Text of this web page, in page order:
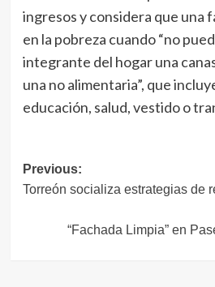
ingresos y considera que una
en la pobreza cuando “no
integrante del hogar una
una no alimentaria”, que
educación, salud, vestido o
Navegación
de
entradas
Previous:
Torreón socializa estrategias de
“Fachada Limpia” en